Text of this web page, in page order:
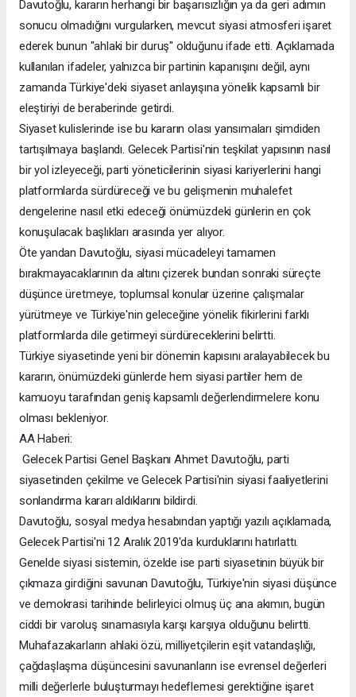
Davutoğlu, kararın herhangi bir başarısızlığın ya da geri adımın
sonucu olmadığını vurgularken, mevcut siyasi atmosferi işaret
ederek bunun "ahlaki bir duruş" olduğunu ifade etti. Açıklamada
kullanılan ifadeler, yalnızca bir partinin kapanışını değil, aynı
zamanda Türkiye'deki siyaset anlayışına yönelik kapsamlı bir
eleştiriyi de beraberinde getirdi.
Siyaset kulislerinde ise bu kararın olası yansımaları şimdiden
tartışılmaya başlandı. Gelecek Partisi'nin teşkilat yapısının nasıl
bir yol izleyeceği, parti yöneticilerinin siyasi kariyerlerini hangi
platformlarda sürdüreceği ve bu gelişmenin muhalefet
dengelerine nasıl etki edeceği önümüzdeki günlerin en çok
konuşulacak başlıkları arasında yer alıyor.
Öte yandan Davutoğlu, siyasi mücadeleyi tamamen
bırakmayacaklarının da altını çizerek bundan sonraki süreçte
düşünce üretmeye, toplumsal konular üzerine çalışmalar
yürütmeye ve Türkiye'nin geleceğine yönelik fikirlerini farklı
platformlarda dile getirmeyi sürdüreceklerini belirtti.
Türkiye siyasetinde yeni bir dönemin kapısını aralayabilecek bu
kararın, önümüzdeki günlerde hem siyasi partiler hem de
kamuoyu tarafından geniş kapsamlı değerlendirmelere konu
olması bekleniyor.
AA Haberi:
Gelecek Partisi Genel Başkanı Ahmet Davutoğlu, parti
siyasetinden çekilme ve Gelecek Partisi'nin siyasi faaliyetlerini
sonlandırma kararı aldıklarını bildirdi.
Davutoğlu, sosyal medya hesabından yaptığı yazılı açıklamada,
Gelecek Partisi'ni 12 Aralık 2019'da kurduklarını hatırlattı.
Genelde siyasi sistemin, özelde ise parti siyasetinin büyük bir
çıkmaza girdiğini savunan Davutoğlu, Türkiye'nin siyasi düşünce
ve demokrasi tarihinde belirleyici olmuş üç ana akımın, bugün
ciddi bir varoluş sınamasıyla karşı karşıya olduğunu belirtti.
Muhafazakarların ahlaki özü, milliyetçilerin eşit vatandaşlığı,
çağdaşlaşma düşüncesini savunanların ise evrensel değerleri
milli değerlerle buluşturmayı hedeflemesi gerektiğine işaret